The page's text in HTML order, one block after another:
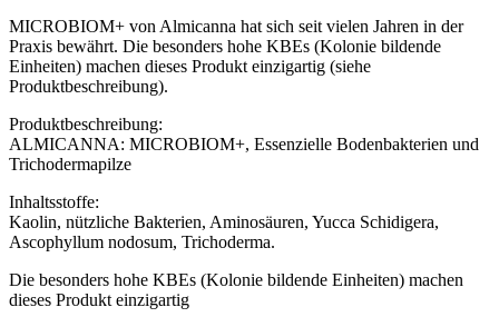
MICROBIOM+ von Almicanna hat sich seit vielen Jahren in der
Praxis bewährt. Die besonders hohe KBEs (Kolonie bildende
Einheiten) machen dieses Produkt einzigartig (siehe
Produktbeschreibung).
Produktbeschreibung:
ALMICANNA: MICROBIOM+, Essenzielle Bodenbakterien und
Trichodermapilze
Inhaltsstoffe:
Kaolin, nützliche Bakterien, Aminosäuren, Yucca Schidigera,
Ascophyllum nodosum, Trichoderma.
Die besonders hohe KBEs (Kolonie bildende Einheiten) machen
dieses Produkt einzigartig